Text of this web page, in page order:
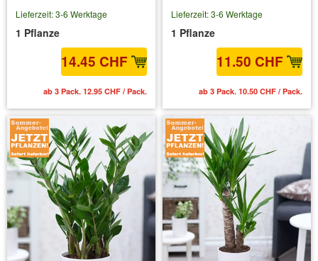
Lieferzeit: 3-6 Werktage
1 Pflanze
14.45 CHF
ab 3 Pack. 12.95 CHF / Pack.
Lieferzeit: 3-6 Werktage
1 Pflanze
11.50 CHF
ab 3 Pack. 10.50 CHF / Pack.